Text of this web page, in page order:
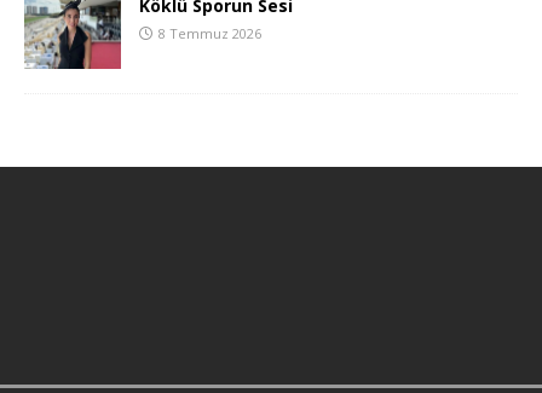
Köklü Sporun Sesi
8 Temmuz 2026